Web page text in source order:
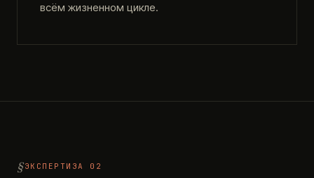
всём жизненном цикле.
ЭКСПЕРТИЗА 02